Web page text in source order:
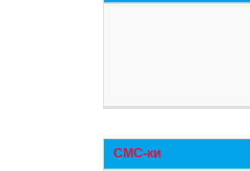
СМС-ки